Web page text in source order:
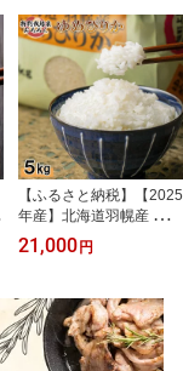
【ふるさと納税】【2025
年産】北海道羽幌産 特別
栽培米 ゆめぴりか5kg｜
5キロ 米 美味しいお米 ほ
海道米 ワンストップ オ
ンライン申請 北海道 羽
幌町 羽幌【0811602】
21,000 円